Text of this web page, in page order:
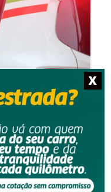
e percebe sumiço
X